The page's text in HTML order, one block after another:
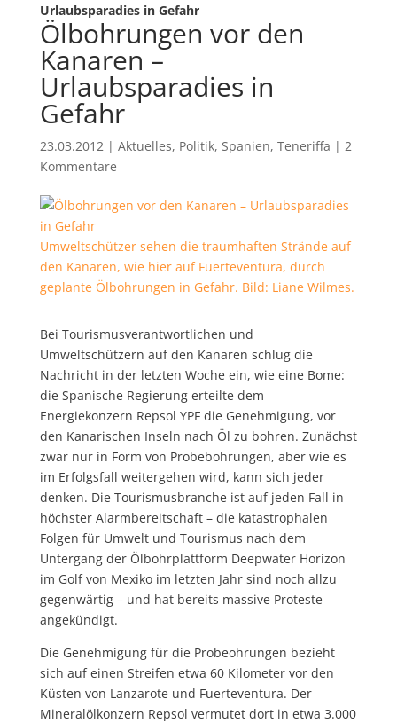
Urlaubsparadies in Gefahr
Ölbohrungen vor den
Kanaren –
Urlaubsparadies in
Gefahr
23.03.2012 | Aktuelles, Politik, Spanien, Teneriffa | 2
Kommentare
Umweltschützer sehen die traumhaften Strände auf
den Kanaren, wie hier auf Fuerteventura, durch
geplante Ölbohrungen in Gefahr. Bild: Liane Wilmes.
Bei Tourismusverantwortlichen und
Umweltschützern auf den Kanaren schlug die
Nachricht in der letzten Woche ein, wie eine Bome:
die Spanische Regierung erteilte dem
Energiekonzern Repsol YPF die Genehmigung, vor
den Kanarischen Inseln nach Öl zu bohren. Zunächst
zwar nur in Form von Probebohrungen, aber wie es
im Erfolgsfall weitergehen wird, kann sich jeder
denken. Die Tourismusbranche ist auf jeden Fall in
höchster Alarmbereitschaft – die katastrophalen
Folgen für Umwelt und Tourismus nach dem
Untergang der Ölbohrplattform Deepwater Horizon
im Golf von Mexiko im letzten Jahr sind noch allzu
gegenwärtig – und hat bereits massive Proteste
angekündigt.
Die Genehmigung für die Probeohrungen bezieht
sich auf einen Streifen etwa 60 Kilometer vor den
Küsten von Lanzarote und Fuerteventura. Der
Mineralölkonzern Repsol vermutet dort in etwa 3.000